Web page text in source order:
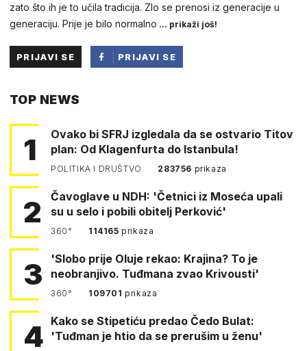
zato što ih je to učila tradicija. Zlo se prenosi iz generacije u
generaciju. Prije je bilo normalno ... prikaži još!
PRIJAVI SE
PRIJAVI SE
TOP NEWS
1
Ovako bi SFRJ izgledala da se ostvario Titov
plan: Od Klagenfurta do Istanbula!
POLITIKA I DRUŠTVO 283756 prikaza
2
Čavoglave u NDH: 'Četnici iz Moseća upali
su u selo i pobili obitelj Perković'
360° 114165prikaza
3
'Slobo prije Oluje rekao: Krajina? To je
neobranjivo. Tuđmana zvao Krivousti'
360° 109701prikaza
4 Kako se Stipetiću predao Čedo Bulat:
'Tuđman je htio da se prerušim u ženu'